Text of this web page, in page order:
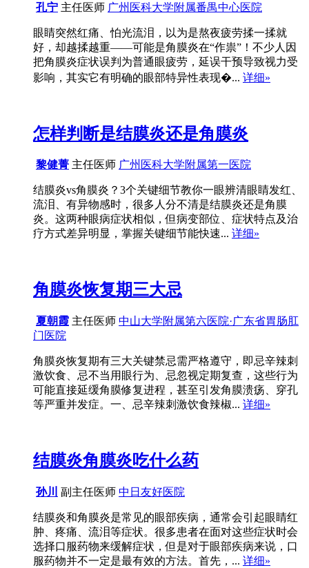
孔宁 主任医师 广州医科大学附属番禺中心医院
眼睛突然红痛、怕光流泪，以为是熬夜疲劳揉一揉就
好，却越揉越重——可能是角膜炎在“作祟”！不少人因
把角膜炎症状误判为普通眼疲劳，延误干预导致视力受
影响，其实它有明确的眼部特异性表现�... 详细»
怎样判断是结膜炎还是角膜炎
黎健菁 主任医师 广州医科大学附属第一医院
结膜炎vs角膜炎？3个关键细节教你一眼辨清眼睛发红、
流泪、有异物感时，很多人分不清是结膜炎还是角膜
炎。这两种眼病症状相似，但病变部位、症状特点及治
疗方式差异明显，掌握关键细节能快速... 详细»
角膜炎恢复期三大忌
夏朝霞 主任医师 中山大学附属第六医院·广东省胃肠肛
门医院
角膜炎恢复期有三大关键禁忌需严格遵守，即忌辛辣刺
激饮食、忌不当用眼行为、忌忽视定期复查，这些行为
可能直接延缓角膜修复进程，甚至引发角膜溃疡、穿孔
等严重并发症。一、忌辛辣刺激饮食辣椒... 详细»
结膜炎角膜炎吃什么药
孙川 副主任医师 中日友好医院
结膜炎和角膜炎是常见的眼部疾病，通常会引起眼睛红
肿、疼痛、流泪等症状。很多患者在面对这些症状时会
选择口服药物来缓解症状，但是对于眼部疾病来说，口
服药物并不一定是最有效的方法。首先，... 详细»